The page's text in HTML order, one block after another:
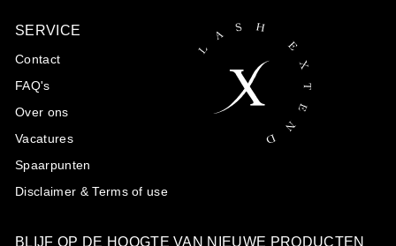
SERVICE
Contact
FAQ's
Over ons
Vacatures
Spaarpunten
Disclaimer & Terms of use
BLIJF OP DE HOOGTE VAN NIEUWE PRODUCTEN